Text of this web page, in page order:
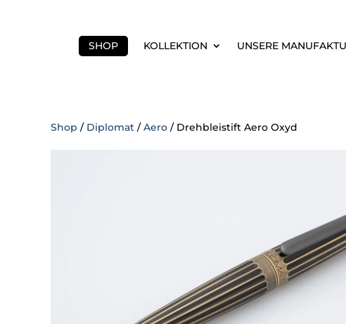
SHOP KOLLEKTION UNSERE
Shop / Diplomat /Aero / Drehbleistift Aero Oxyd